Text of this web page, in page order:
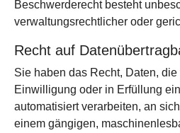
Beschwerderecht besteht
verwaltungsrechtlicher oder
Recht auf
Sie haben das Recht, Daten,
Einwilligung oder in Erfüllung
automatisiert verarbeiten, an
einem gängigen,